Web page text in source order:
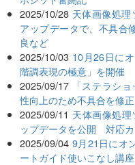
2025/10/28 天体画像処
アップデータで、不具合
良など
2025/10/03 10月26日に
階調表現の極意」を開催
2025/09/17
「ステラシ
性向上のため不具合を修正
2025/09/11 天体画像処
ップデータを公開 対応
2025/09/04 9月21日にオ
ートガイド使いこなし講